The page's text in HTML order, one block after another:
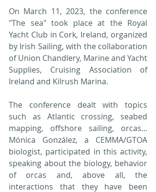
On March 11, 2023, the conference
"The sea" took place at the Royal
Yacht Club in Cork, Ireland, organized
by Irish Sailing, with the collaboration
of Union Chandlery, Marine and Yacht
Supplies, Cruising Association of
Ireland and Kilrush Marina.
The conference dealt with topics
such as Atlantic crossing, seabed
mapping, offshore sailing, orcas...
Mónica González, a CEMMA/GTOA
biologist, participated in this activity,
speaking about the biology, behavior
of orcas and, above all, the
interactions that they have been